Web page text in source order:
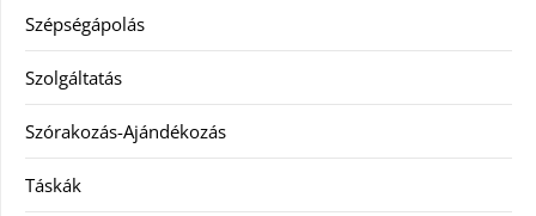
Szépségápolás
Szolgáltatás
Szórakozás-Ajándékozás
Táskák